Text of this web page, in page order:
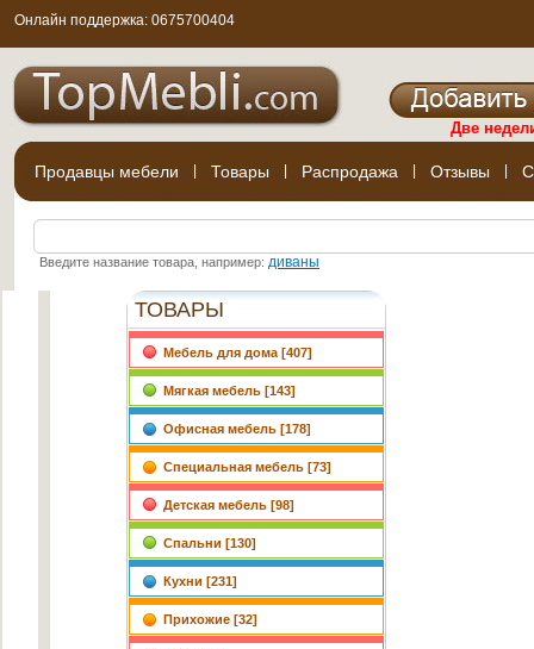
Онлайн поддержка: 0675700404
Две
Продавцы мебели Товары Распродажа Отзывы
Введите название товара, например: диваны
ТОВАРЫ
Мебель для дома [407]
Мягкая мебель [143]
Офисная мебель [178]
Специальная мебель [73]
Детская мебель [98]
Спальни [130]
Кухни [231]
Прихожие [32]